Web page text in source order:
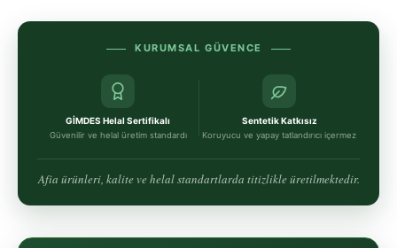
KURUMSAL GÜVENCE
GİMDES Helal Sertifikalı
Güvenilir ve helal üretim standardı
Sentetik Katkısız
Koruyucu ve yapay tatlandırıcı içermez
Afia ürünleri, kalite ve helal standartlarda titizlikle üretilmektedir.